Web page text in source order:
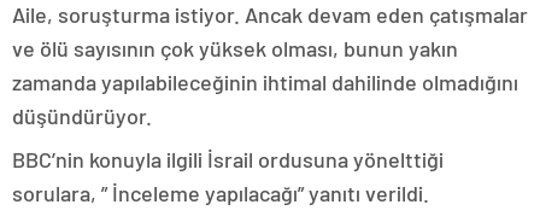
Aile, soruşturma istiyor. Ancak devam eden çatışmalar
ve ölü sayısının çok yüksek olması, bunun yakın
zamanda yapılabileceğinin ihtimal dahilinde olmadığını
düşündürüyor.
BBC’nin konuyla ilgili İsrail ordusuna yönelttiği
sorulara, ” İnceleme yapılacağı” yanıtı verildi.